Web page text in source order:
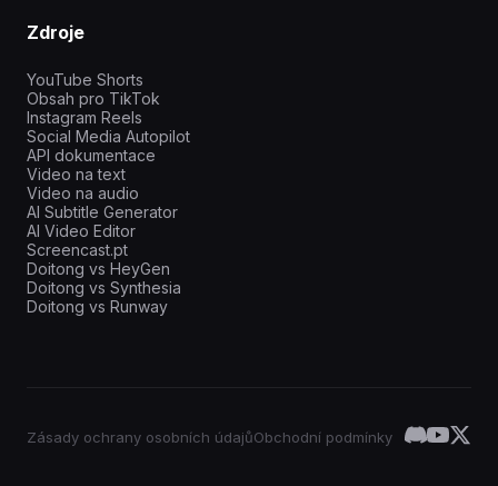
Zdroje
YouTube Shorts
Obsah pro TikTok
Instagram Reels
Social Media Autopilot
API dokumentace
Video na text
Video na audio
AI Subtitle Generator
AI Video Editor
Screencast.pt
Doitong vs HeyGen
Doitong vs Synthesia
Doitong vs Runway
Zásady ochrany osobních údajůObchodní podmínky